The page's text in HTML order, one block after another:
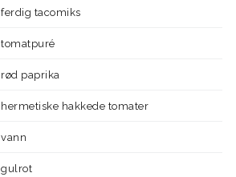
ferdig tacomiks
tomatpuré
rød paprika
hermetiske hakkede tomater
vann
gulrot